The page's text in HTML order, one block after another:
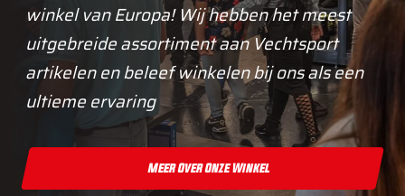
winkel van Europa! Wij hebben het meest
uitgebreide assortiment aan Vechtsport
artikelen en beleef winkelen bij ons als een
ultieme ervaring
Meer Over Onze Winkel